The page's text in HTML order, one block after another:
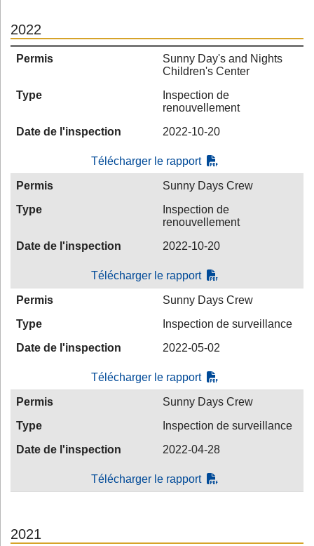
2022
Permis
Sunny Day's and Nights
Children's Center
Type
Inspection de
renouvellement
Date de l'inspection
2022-10-20
Télécharger le rapport
Permis
Sunny Days Crew
Type
Inspection de
renouvellement
Date de l'inspection
2022-10-20
Télécharger le rapport
Permis
Sunny Days Crew
Type
Inspection de surveillance
Date de l'inspection
2022-05-02
Télécharger le rapport
Permis
Sunny Days Crew
Type
Inspection de surveillance
Date de l'inspection
2022-04-28
Télécharger le rapport
2021